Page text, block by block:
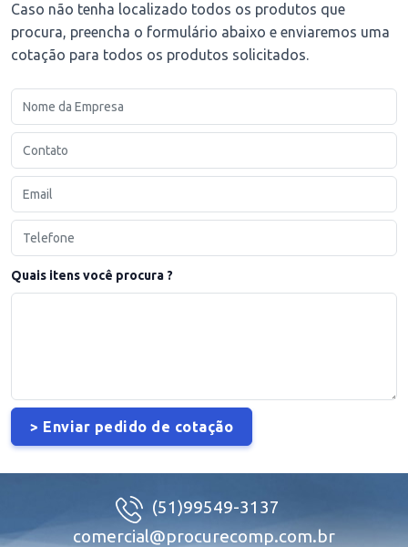
Caso não tenha localizado todos os produtos que
procura, preencha o formulário abaixo e enviaremos uma
cotação para todos os produtos solicitados.
Quais itens você procura ?
(51)99549-3137
comercial@procurecomp.com.br